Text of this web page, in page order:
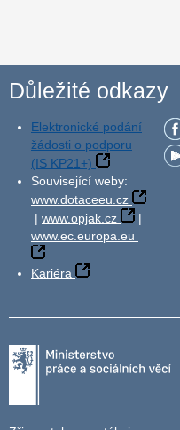
Důležité odkazy
Elektronické podání
žádosti o podporu
(IS KP21+)
Související weby:
www.dotaceeu.cz
| www.opjak.cz
|
www.ec.europa.eu
Kariéra